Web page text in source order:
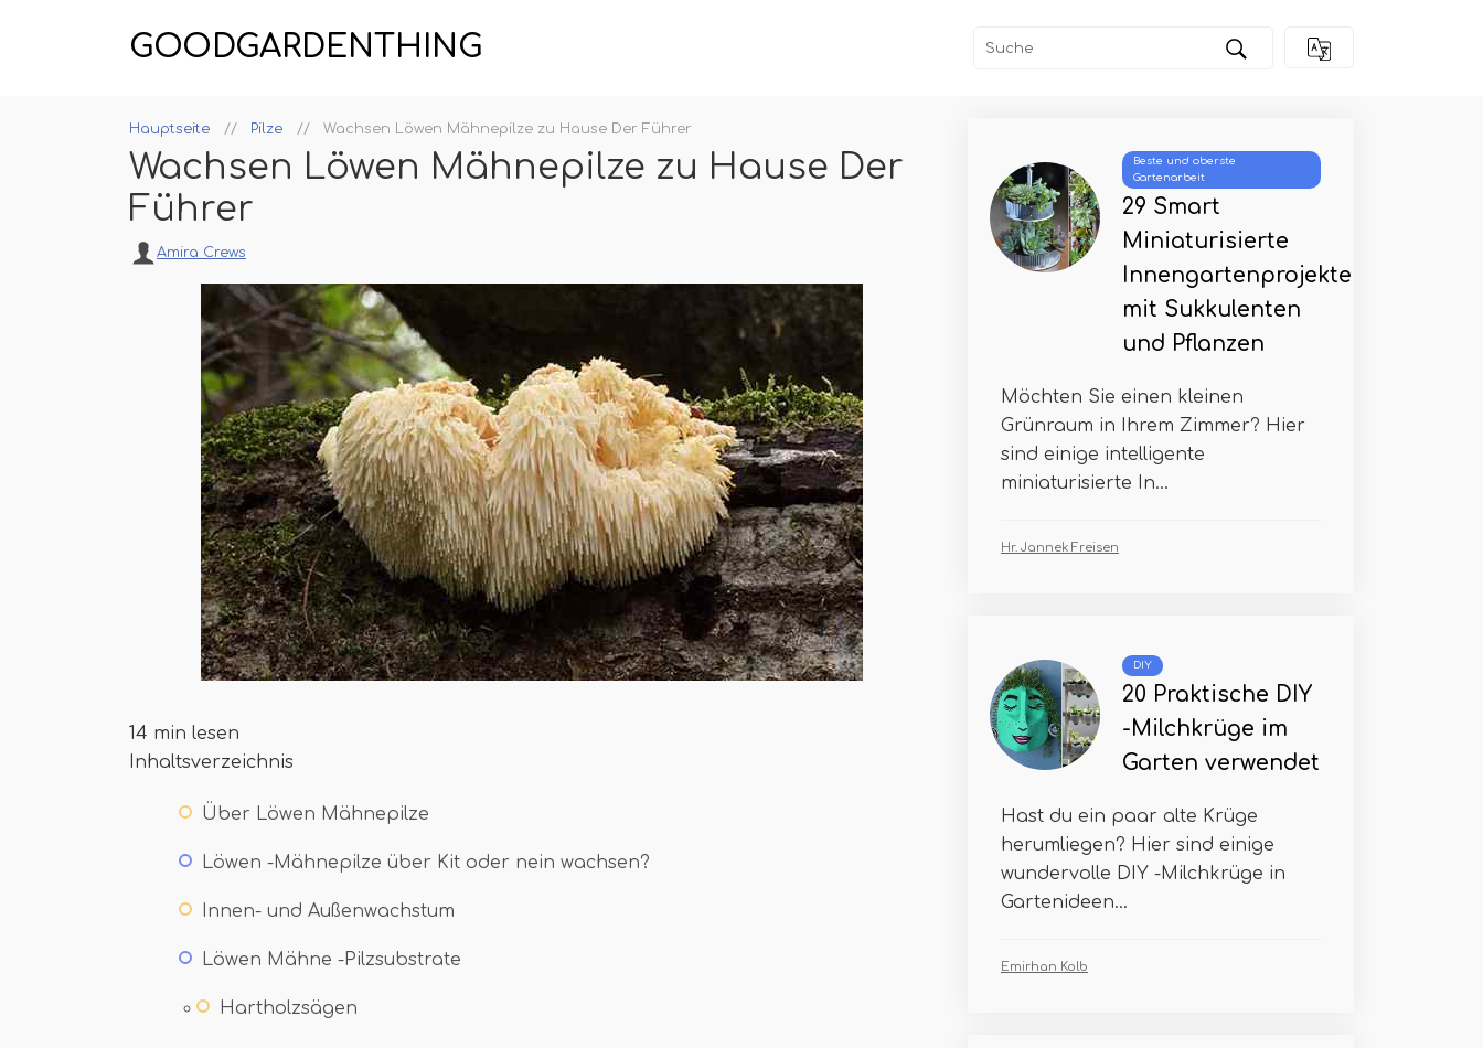
GOODGARDENTHING
Hauptseite Pilze Wachsen Löwen Mähnepilze zu Hause Der Führer
Wachsen Löwen Mähnepilze zu Hause Der
Führer
Amira Crews
14 min lesen
Inhaltsverzeichnis
Über Löwen Mähnepilze
Löwen -Mähnepilze über Kit oder nein wachsen?
Innen- und Außenwachstum
Löwen Mähne -Pilzsubstrate
Hartholzsägen
Beste und oberste
Gartenarbeit
29 Smart
Miniaturisierte
Innengartenprojekte
mit Sukkulenten
und Pflanzen
Möchten Sie einen kleinen
Grünraum in Ihrem Zimmer? Hier
sind einige intelligente
miniaturisierte In...
Hr. Jannek Freisen
DIY
20 Praktische DIY
-Milchkrüge im
Garten verwendet
Hast du ein paar alte Krüge
herumliegen? Hier sind einige
wundervolle DIY -Milchkrüge in
Gartenideen...
Emirhan Kolb